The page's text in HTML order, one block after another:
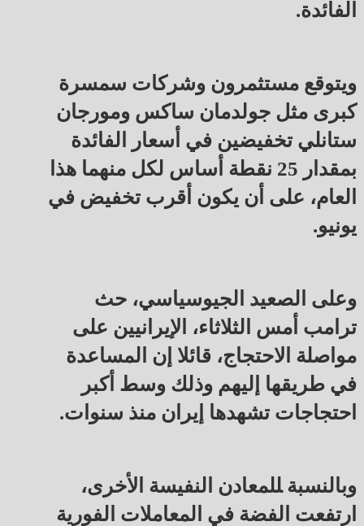
الفائدة.
ويتوقع مستثمرون وشركات سمسرة
كبرى مثل ⁠جولدمان ساكس ومورجان
ستانلي تخفيضين في أسعار الفائدة
بمقدار 25 نقطة أساس لكل منهما هذا
‌العام، على أن يكون أقرب تخفيض في
يونيو.
وعلى الصعيد الجيوسياسي، حث
ترامب أمس الثلاثاء، الإيرانيين على
مواصلة الاحتجاج، قائلا إن المساعدة
في طريقها إليهم وذلك وسط أكبر
احتجاجات تشهدها إيران منذ سنوات.
وبالنسبة ‍للمعادن النفيسة الأخرى،
ارتفعت الفضة في المعاملات الفورية